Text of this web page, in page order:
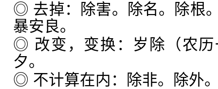
◎ 去掉：除害。除名。除根
暴安良。
◎ 改变，变换：岁除（农
夕。
◎ 不计算在内：除非。除外